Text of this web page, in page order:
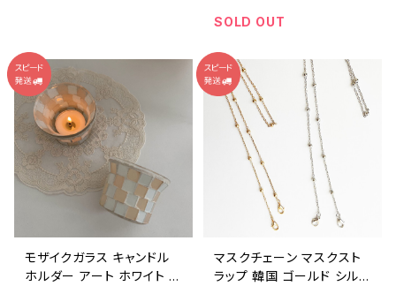
SOLD OUT
モザイクガラス キャンドル
ホルダー アート ホワイト ピ
マスクチェーン マスクスト
ラップ 韓国 ゴールド シルバ